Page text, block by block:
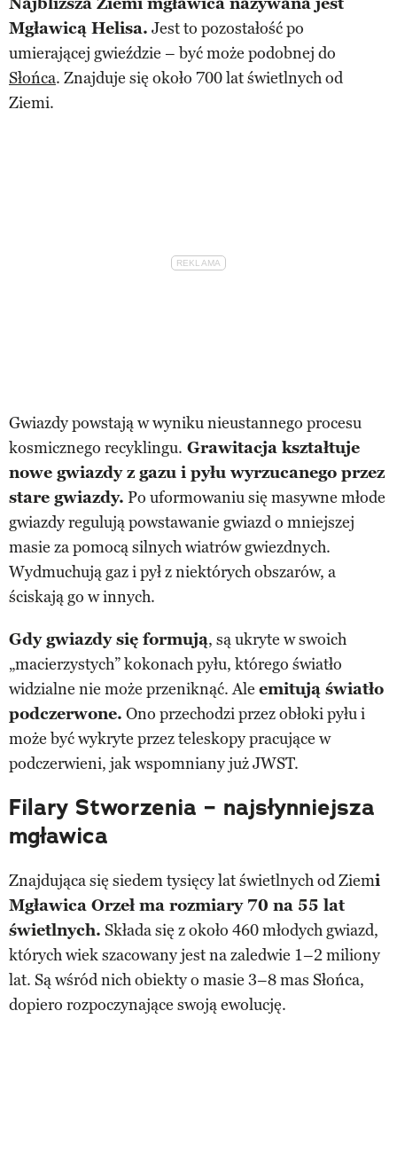
Mgławicą Helisa. Jest to pozostałość po
umierającej gwieździe – być może podobnej do
Słońca. Znajduje się około 700 lat świetlnych od
Ziemi.
Gwiazdy powstają w wyniku nieustannego procesu
kosmicznego recyklingu. Grawitacja kształtuje
nowe gwiazdy z gazu i pyłu wyrzucanego przez
stare gwiazdy. Po uformowaniu się masywne młode
gwiazdy regulują powstawanie gwiazd o mniejszej
masie za pomocą silnych wiatrów gwiezdnych.
Wydmuchują gaz i pył z niektórych obszarów, a
ściskają go w innych.
Gdy gwiazdy się formują, są ukryte w swoich
„macierzystych” kokonach pyłu, którego światło
widzialne nie może przeniknąć. Ale emitują światło
podczerwone. Ono przechodzi przez obłoki pyłu i
może być wykryte przez teleskopy pracujące w
podczerwieni, jak wspomniany już JWST.
Filary Stworzenia – najsłynniejsza
mgławica
Znajdująca się siedem tysięcy lat świetlnych od Ziemi
Mgławica Orzeł ma rozmiary 70 na 55 lat
świetlnych. Składa się z około 460 młodych gwiazd,
których wiek szacowany jest na zaledwie 1–2 miliony
lat. Są wśród nich obiekty o masie 3–8 mas Słońca,
dopiero rozpoczynające swoją ewolucję.